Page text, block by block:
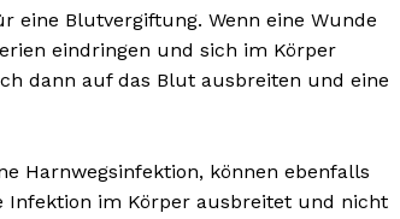
eine Blutvergiftung. Wenn eine Wunde
eindringen und sich im Körper
dann auf das Blut ausbreiten und eine
Harnwegsinfektion, können ebenfalls
Infektion im Körper ausbreitet und nicht